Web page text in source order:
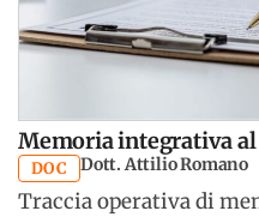
Memoria integrativa
DOC Dott. Attilio Romano
Traccia operativa di